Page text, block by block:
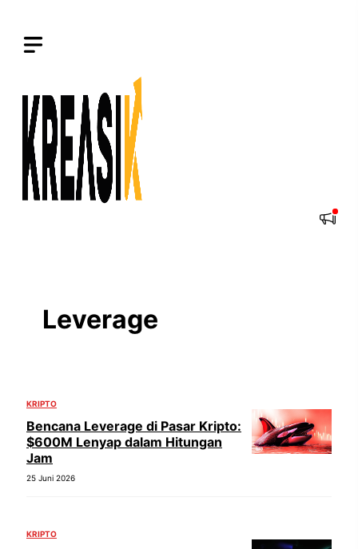
Leverage
KRIPTO
Bencana Leverage di Pasar Kripto:
$600M Lenyap dalam Hitungan
Jam
25 Juni 2026
KRIPTO